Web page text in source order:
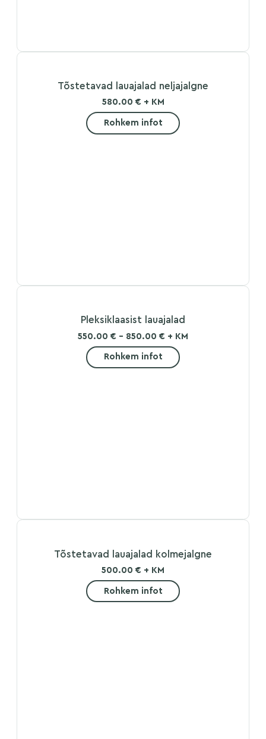
Tõstetavad lauajalad neljajalgne
580.00 € + KM
Rohkem infot
Pleksiklaasist lauajalad
550.00 € - 850.00 € + KM
Rohkem infot
Tõstetavad lauajalad kolmejalgne
500.00 € + KM
Rohkem infot